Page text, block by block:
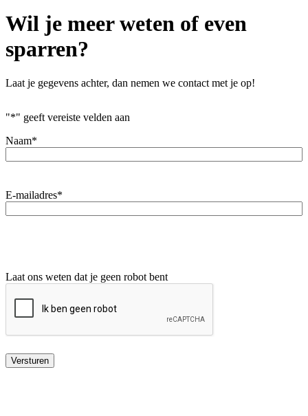
Wil je meer weten of even
sparren?
Laat je gegevens achter, dan nemen we contact met je op!
"*" geeft vereiste velden aan
Naam*
E-mailadres*
Laat ons weten dat je geen robot bent
Versturen